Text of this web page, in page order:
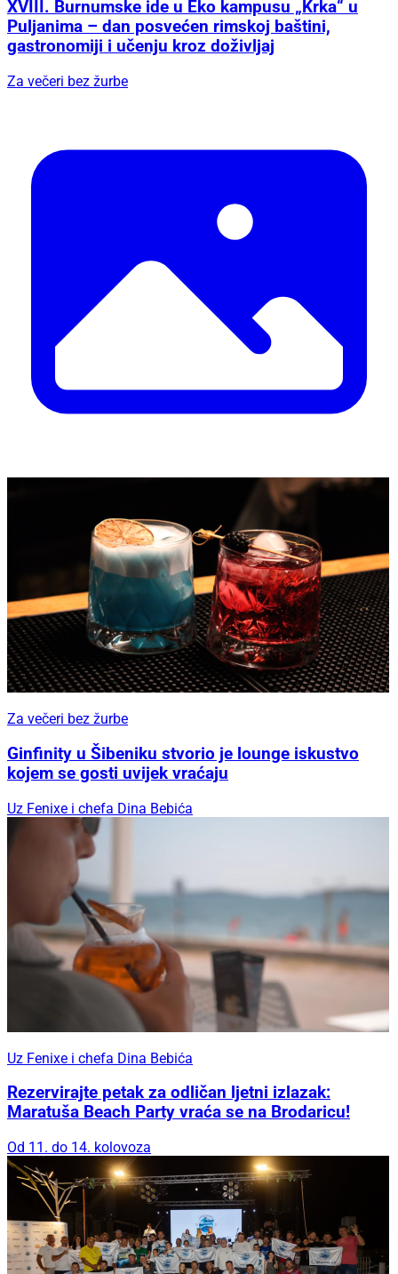
XVIII. Burnumske ide u Eko kampusu „Krka“ u
Puljanima – dan posvećen rimskoj baštini,
gastronomiji i učenju kroz doživljaj
Za večeri bez žurbe
Za večeri bez žurbe
Ginfinity u Šibeniku stvorio je lounge iskustvo
kojem se gosti uvijek vraćaju
Uz Fenixe i chefa Dina Bebića
Uz Fenixe i chefa Dina Bebića
Rezervirajte petak za odličan ljetni izlazak:
Maratuša Beach Party vraća se na Brodaricu!
Od 11. do 14. kolovoza